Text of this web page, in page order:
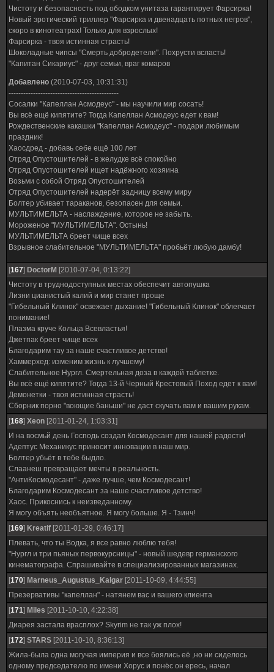
Чистоту и безопасность под ободком унитаза гарантирует Фарсирка!
Новый эротический триллер "Фарсирка и двенадцать потных негров",
скоро в кинотеатрах! Только для взрослых!
Фарсирка - твоя истинная страсть!
Шоколадные чипсы "Смерть добродетели". Похрусти всласть!
"Капитан Сикариус" - друг семьи, враг комаров
Добавлено (2010-07-03, 10:31:31)
---------------------------------------------
Сосалки "Капеллан Асмодеус" - мы научили мир сосать!
Вы всё ещё кипятите? Тогда Капеллан Асмодеус едет к вам!
Рождественские какашки "Капеллан Асмодеус" - подари любимым
праздник!
Хаосдред - добавь себе ещё 100 лет
Отряд Опустошителей - в желудке всё спокойно
Отряд Опустошителей ищет надёжного хозяина
Возьми с собой Отряд Опустошителей
Отряд Опустошителей надерёт задницу всему миру
Болтер убивает тараканов, безопасен для семьи.
МУЛЬТИМЕЛЬТА - наслаждение, которое не забыть.
Мороженое "МУЛЬТИМЕЛЬТА". Остынь!
МУЛЬТИМЕЛЬТА бреет чище всех
Взрывное слабительное "МУЛЬТИМЕЛЬТА" пробьёт любую дамбу!
[167] DoctorM [2010-07-04, 0:13:22]
Чистоту в труднодоступных местах обеспечит автопушка
Лизни цианистый калий и мир станет проще
"Гибельный Клинок" освежает дыхание! "Гибельный Клинок" облегчает
понимание!
Плазма круче Кольца Всевластья!
Джетпак бреет чище всех
Благодарим тау за наше счастливое детство!
Хаммерхед: изменим жизнь к лучшему!
Слабительное Нургл. Смертельная доза в каждой таблетке.
Вы всё ещё кипятите? Тогда 13-й Черный Крестовый Поход едет к вам!
Демонетки - твоя истинная страсть!
Сборник порно "воющие баньши" не даст скучать вам и вашим рукам.
[168] Xeon [2011-01-24, 1:03:31]
И на восмьй день Господь создал Космодесант для нашей радости!
Адептус Механикус приносит инновации в наш мир.
Болтер убьёт в тебе быдло.
Слаанеш превращает мечты в реальность.
"АнтиКосмодесант" - даже лучше, чем Космодесант!
Благодарим Космодесант за наше счастливое детство!
Хаос. Прикоснись к неизведанному.
Я могу объять необъятное. Я могу больше. Я - Тзинч!
[169] Kreatif [2011-01-29, 0:46:17]
Плевать, что ты Водка, я все равно люблю тебя!
"Нургл и три пьяных первокурсницы" - новый шедевр германского
кинематографа. Спрашивайте в специализированных магазинах.
[170] Marneus_Augustus_Kalgar [2011-10-09, 4:44:55]
Презервативы "капеллан" - натянем вас и вашего клиента
[171] Miles [2011-10-10, 4:22:38]
Диарея застала врасплох? Skyrim не так уж плох!
[172] STARS [2011-10-10, 8:36:13]
Жила-была одна могучая империя и все боялись её ,но ни сиделось
одному председателю по имени Хорус и понёс он ересь, начал